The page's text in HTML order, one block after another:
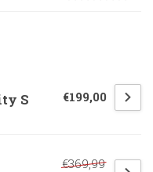
S €199,00
€369,99